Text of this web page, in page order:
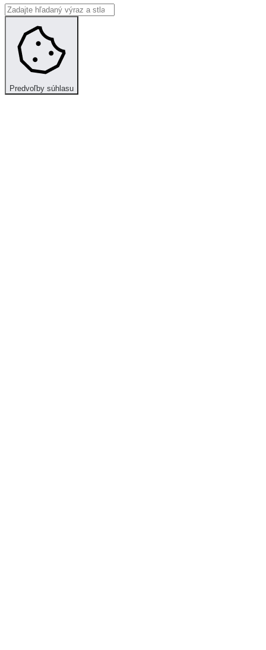
Predvoľby súhlasu